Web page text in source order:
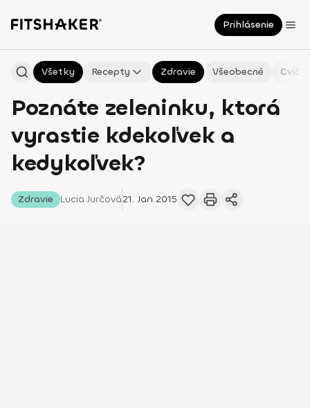
Prihlásenie
Všetky Recepty Zdravie Všeobecné
Poznáte zeleninku, ktorá
vyrastie kdekoľvek a
kedykoľvek?
Zdravie Lucia Jurčová21. Jan 2015